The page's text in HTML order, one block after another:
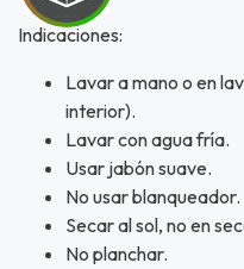
y
Indicaciones:
Lavar a mano o en
interior).
Lavar con agua fría.
Usar jabón suave.
No usar blanqueador.
Secar al sol, no en
No planchar.